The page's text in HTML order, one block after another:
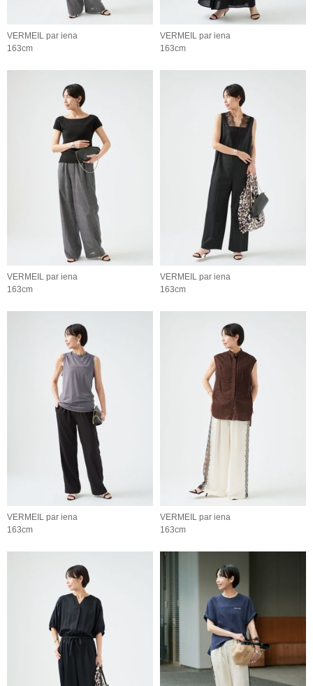
VERMEIL par iena
163cm
VERMEIL par iena
163cm
VERMEIL par iena
163cm
VERMEIL par iena
163cm
VERMEIL par iena
163cm
VERMEIL par iena
163cm